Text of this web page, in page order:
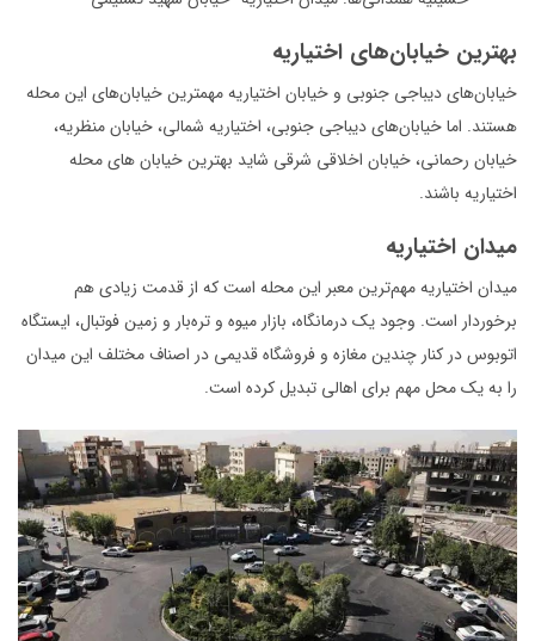
بهترین خیابان‌های اختیاریه
خیابان‌های دیباجی جنوبی و خیابان اختیاریه مهمترین خیابان‌های این محله
هستند. اما خیابان‌های دیباجی جنوبی، اختیاریه شمالی، خیابان منظریه،
خیابان رحمانی، خیابان اخلاقی شرقی شاید بهترین خیابان های محله
اختیاریه باشند.
میدان اختیاریه
میدان اختیاریه مهم‌ترین معبر این محله است که از قدمت زیادی هم
برخوردار است. وجود یک درمانگاه، بازار میوه و تره‌بار و زمین فوتبال، ایستگاه
اتوبوس در کنار چندین مغازه و فروشگاه قدیمی در اصناف مختلف این میدان
را به یک محل مهم برای اهالی تبدیل کرده است.